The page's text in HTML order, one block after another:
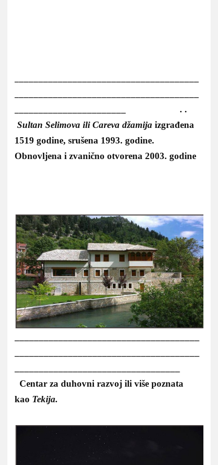
_______________________ . .
Sultan Selimova ili Careva džamija izgrađena
1519 godine, srušena 1993. godine.
Obnovljena i zvanično otvorena 2003. godine
Centar za duhovni razvoj ili više poznata
kao Tekija.